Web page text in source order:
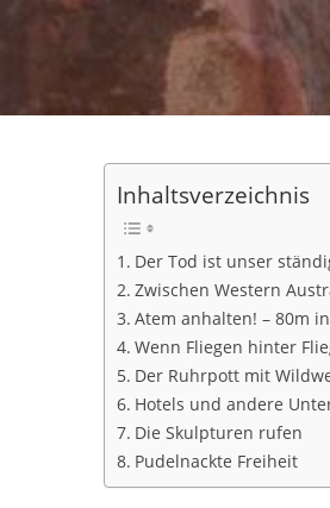
Inhaltsverzeichnis
Der Tod ist unser
Zwischen Western
Atem anhalten! – 80m
Wenn Fliegen hinter
Der Ruhrpott mit
Hotels und andere
Die Skulpturen rufen
Pudelnackte Freiheit